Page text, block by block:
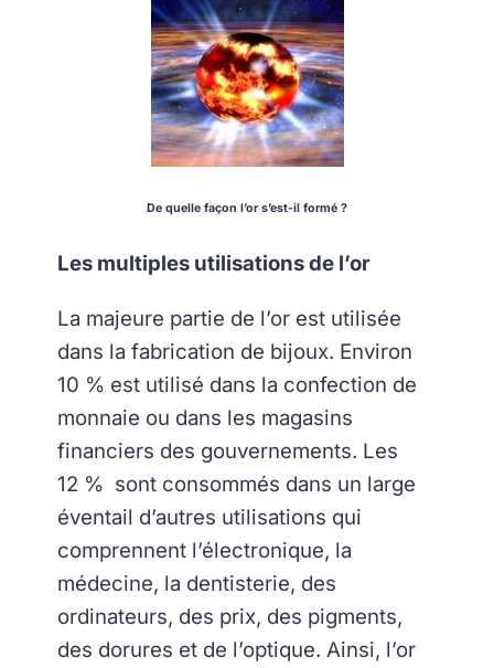
De quelle façon l’or s’est-il formé ?
Les multiples utilisations de l’or
La majeure partie de l’or est utilisée
dans la fabrication de bijoux. Environ
10 % est utilisé dans la confection de
monnaie ou dans les magasins
financiers des gouvernements. Les
12 % sont consommés dans un large
éventail d’autres utilisations qui
comprennent l’électronique, la
médecine, la dentisterie, des
ordinateurs, des prix, des pigments,
des dorures et de l’optique. Ainsi, l’or